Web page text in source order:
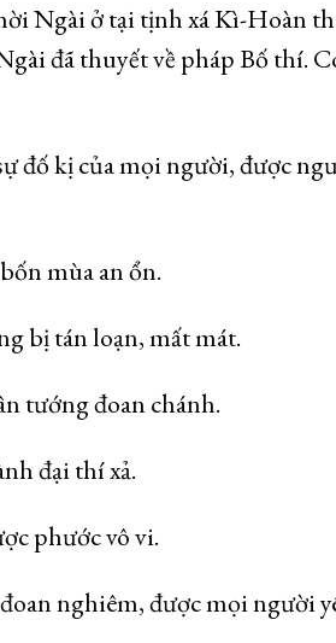
Ngài ở tại tịnh xá Kì-Hoàn
đã thuyết về pháp Bố thí.
đố kị của mọi người, được
mùa an ổn.
bị tán loạn, mất mát.
tướng đoan chánh.
đại thí xả.
phước vô vi.
nghiêm, được mọi người